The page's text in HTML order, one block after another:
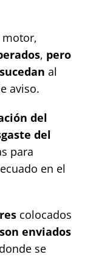
motor,
, pero
al
aviso.
del
del
para
en el
colocados
son enviados
se